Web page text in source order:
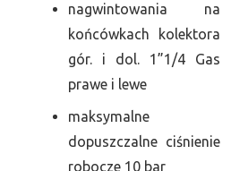
nagwintowania na
końcówkach kolektora
gór. i dol. 1”1/4 Gas
prawe i lewe
maksymalne
dopuszczalne ciśnienie
robocze 10 bar